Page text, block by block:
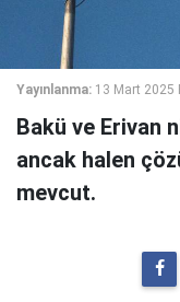
Yayınlanma: 13 Mart 2025
Bakü ve Erivan
ancak halen
mevcut.